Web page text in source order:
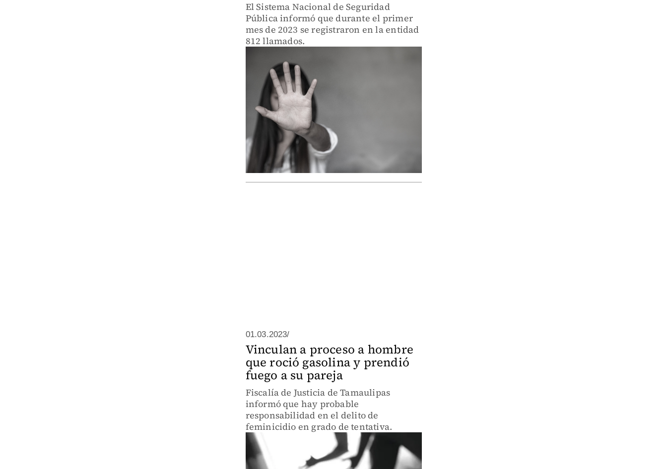
El Sistema Nacional de Seguridad
Pública informó que durante el primer
mes de 2023 se registraron en la entidad
812 llamados.
01.03.2023/
Vinculan a proceso a hombre
que roció gasolina y prendió
fuego a su pareja
Fiscalía de Justicia de Tamaulipas
informó que hay probable
responsabilidad en el delito de
feminicidio en grado de tentativa.